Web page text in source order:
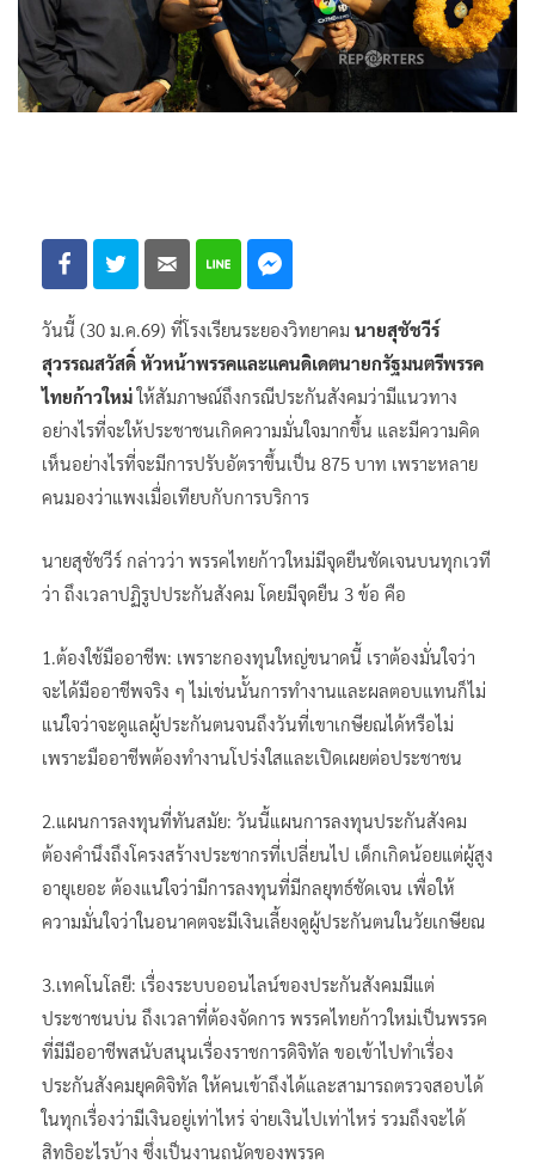
วันนี้ (30 ม.ค.69) ที่โรงเรียนระยองวิทยาคม นายสุชัชวีร์
สุวรรณสวัสดิ์ หัวหน้าพรรคและแคนดิเดตนายกรัฐมนตรีพรรค
ไทยก้าวใหม่ให้สัมภาษณ์ถึงกรณีประกันสังคมว่ามีแนวทาง
อย่างไรที่จะให้ประชาชนเกิดความมั่นใจมากขึ้น และมีความคิด
เห็นอย่างไรที่จะมีการปรับอัตราขึ้นเป็น 875 บาท เพราะหลาย
คนมองว่าแพงเมื่อเทียบกับการบริการ
นายสุชัชวีร์ กล่าวว่า พรรคไทยก้าวใหม่มีจุดยืนชัดเจนบนทุกเวที
ว่า ถึงเวลาปฏิรูปประกันสังคม โดยมีจุดยืน 3 ข้อ คือ
1.ต้องใช้มืออาชีพ: เพราะกองทุนใหญ่ขนาดนี้ เราต้องมั่นใจว่า
จะได้มืออาชีพจริง ๆ ไม่เช่นนั้นการทำงานและผลตอบแทนก็ไม่
แน่ใจว่าจะดูแลผู้ประกันตนจนถึงวันที่เขาเกษียณได้หรือไม่
เพราะมืออาชีพต้องทำงานโปร่งใสและเปิดเผยต่อประชาชน
2.แผนการลงทุนที่ทันสมัย: วันนี้แผนการลงทุนประกันสังคม
ต้องคำนึงถึงโครงสร้างประชากรที่เปลี่ยนไป เด็กเกิดน้อยแต่ผู้สูง
อายุเยอะ ต้องแน่ใจว่ามีการลงทุนที่มีกลยุทธ์ชัดเจน เพื่อให้
ความมั่นใจว่าในอนาคตจะมีเงินเลี้ยงดูผู้ประกันตนในวัยเกษียณ
3.เทคโนโลยี: เรื่องระบบออนไลน์ของประกันสังคมมีแต่
ประชาชนบ่น ถึงเวลาที่ต้องจัดการ พรรคไทยก้าวใหม่เป็นพรรค
ที่มีมืออาชีพสนับสนุนเรื่องราชการดิจิทัล ขอเข้าไปทำเรื่อง
ประกันสังคมยุคดิจิทัล ให้คนเข้าถึงได้และสามารถตรวจสอบได้
ในทุกเรื่องว่ามีเงินอยู่เท่าไหร่ จ่ายเงินไปเท่าไหร่ รวมถึงจะได้
สิทธิอะไรบ้าง ซึ่งเป็นงานถนัดของพรรค